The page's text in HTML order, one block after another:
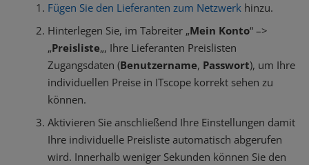
Fügen Sie den Lieferanten zum Netzwerkhinzu.
Hinterlegen Sie, im Tabreiter „Mein Konto“ –>
„Preisliste„, Ihre Lieferanten Preislisten
Zugangsdaten (Benutzername, Passwort), um Ihre
individuellen Preise in ITscope korrekt sehen zu
können.
Aktivieren Sie anschließend Ihre Einstellungen damit
Ihre individuelle Preisliste automatisch abgerufen
wird. Innerhalb weniger Sekunden können Sie den